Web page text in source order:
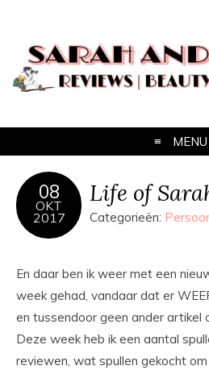
MENU
08
OKT
2017
Life of
Categorieën:
En daar ben ik weer met een
week gehad, vandaar dat er
en tussendoor geen ander artikel
Deze week heb ik een aantal
reviewen, wat spullen gekocht